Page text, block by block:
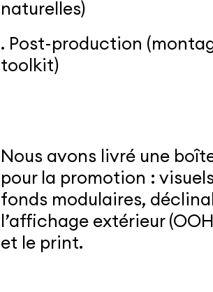
naturelles)
. Post-production
toolkit)
Nous avons livré une
pour la promotion :
fonds modulaires,
l’affichage extérieur
et le print.